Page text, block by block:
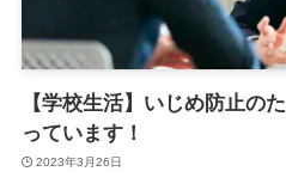
【学校生活】いじめ防止の
っています！
2023年3月26日